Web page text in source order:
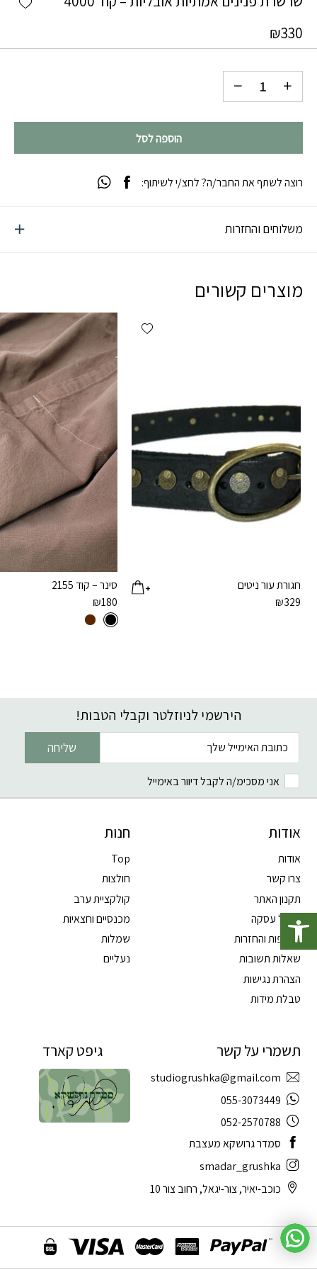
פתח סרגל נגישות
₪330
הוספה לסל
משלוחים והחזרות
רוצה לשתף את החבר/ה? לחצ/י לשיתוף:
מוצרים קשורים
Add wishlist
חגורת עור ניטים
₪329
סינר – קוד 2155
₪180
הירשמי לניוזלטר וקבלי הטבות!
שליחה
אני מסכימ/ה לקבל דיוור באימייל
אודות
אודות
צרו קשר
תקנון האתר
ביטול עסקה
החלפות והחזרות
שאלות תשובות
הצהרת נגישות
טבלת מידות
חנות
Top
חולצות
קולקציית ערב
מכנסיים וחצאיות
שמלות
נעליים
תשמרי על קשר
studiogrushka@gmail.com
055-3073449
052-2570788
סמדר גרושקא מעצבת
smadar_grushka
כוכב-יאיר, צור-יגאל, רחוב צור 10
גיפט קארד